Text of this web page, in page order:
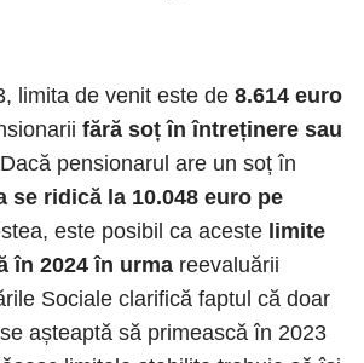
limita de venit este de 8.614 euro
fără soț în întreținere sau
pensionarul are un soț în
se ridică la 10.048 euro pe
este posibil ca aceste limite
în 2024 în urma reevaluării
Sociale clarifică faptul că doar
așteaptă să primească în 2023